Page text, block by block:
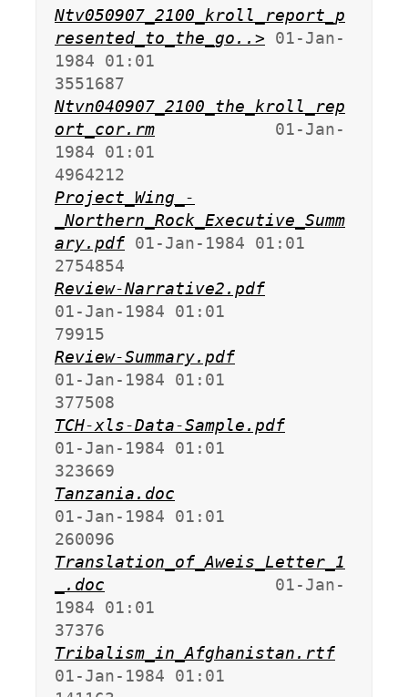
Ntv050907_2100_kroll_report_p
resented_to_the_go..> 01-Jan-
1984 01:01
Ntvn040907_2100_the_kroll_rep
ort_cor.rm
            01-Jan-
1984 01:01
Project_Wing_-
_Northern_Rock_Executive_Summ
ary.pdf 01-Jan-1984 01:01
Review-Narrative2.pdf
01-Jan-1984 01:01
Review-Summary.pdf
01-Jan-1984 01:01
TCH-xls-Data-Sample.pdf
01-Jan-1984 01:01
Tanzania.doc
01-Jan-1984 01:01
Translation_of_Aweis_Letter_1
_.doc
                 01-Jan-
1984 01:01
Tribalism_in_Afghanistan.rtf
01-Jan-1984 01:01